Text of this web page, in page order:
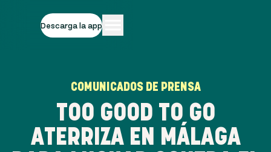
Descarga la app
COMUNICADOS DE PRENSA
TOO GOOD TO GO
ATERRIZA EN MÁLAGA